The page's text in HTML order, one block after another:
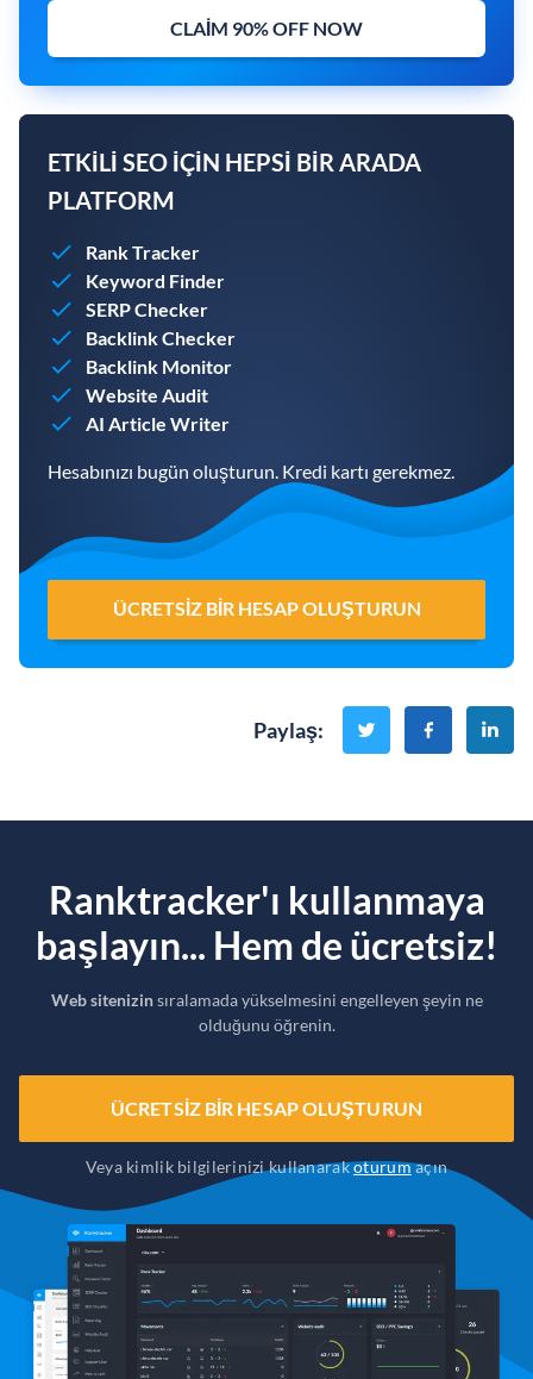
CLAIM 90% OFF NOW
ETKILI SEO IÇIN HEPSI BIR ARADA
PLATFORM
Rank Tracker
Keyword Finder
SERP Checker
Backlink Checker
Backlink Monitor
Website Audit
AI Article Writer
Hesabınızı bugün oluşturun. Kredi kartı gerekmez.
ÜCRETSIZ BIR HESAP OLUŞTURUN
Paylaş:
Ranktracker'ı kullanmaya
başlayın... Hem de ücretsiz!
Web sitenizinsıralamada yükselmesini engelleyen şeyin ne
olduğunu öğrenin.
ÜCRETSIZ BIR HESAP OLUŞTURUN
Veya kimlik bilgilerinizi kullanarakoturumaçın